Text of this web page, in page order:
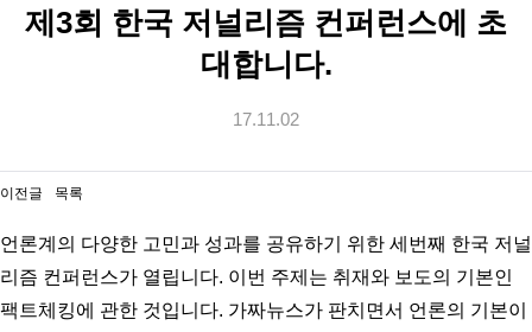
제3회 한국 저널리즘 컨퍼런스에 초
대합니다.
17.11.02
이전글 목록
언론계의 다양한 고민과 성과를 공유하기 위한 세번째 한국 저널
리즘 컨퍼런스가 열립니다. 이번 주제는 취재와 보도의 기본인
팩트체킹에 관한 것입니다. 가짜뉴스가 판치면서 언론의 기본이